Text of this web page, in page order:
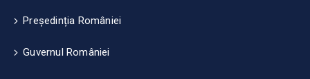
Președinția României
Guvernul României